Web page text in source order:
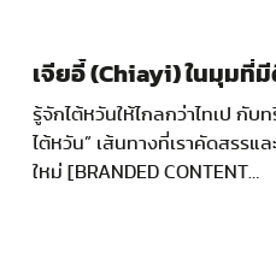
เจียอี้ (Chiayi) ในมุมที่
รู้จักไต้หวันให้ไกลกว่าไทเป กับ
ไต้หวัน” เส้นทางที่เราคัดสรร
ใหม่ [BRANDED CONTENT…